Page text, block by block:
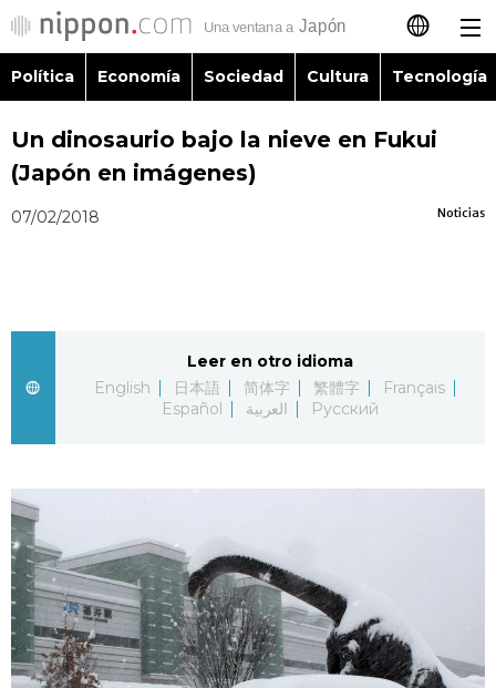
日本語
English
العربية
Русский
Política
Sociedad
Cultura
Vida
Guía de Japón
Vídeos e imágenes
Política Economía Sociedad Cultura Tecnología
Un dinosaurio bajo la nieve en Fukui
(Japón en imágenes)
Noticias
07/02/2018
Leer en otro idioma
English
日本語 简体字 繁體字
Français
Español
العربية Русский